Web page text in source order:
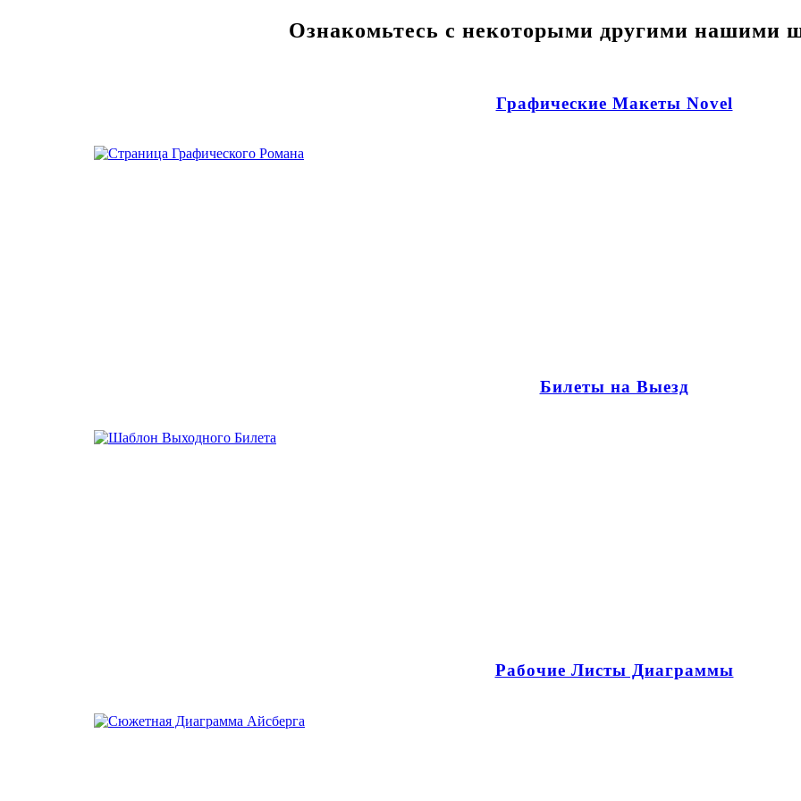
Ознакомьтесь с некоторыми другими нашими
Графические Макеты Novel
Билеты на Выезд
Рабочие Листы Диаграммы